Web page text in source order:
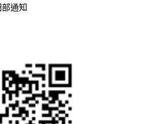
通知